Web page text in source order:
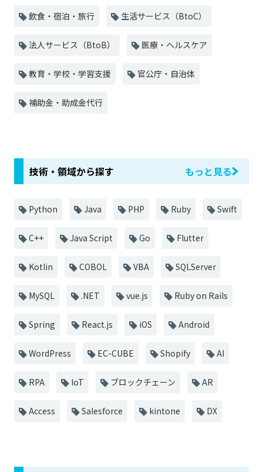
飲食・宿泊・旅行 生活サービス（BtoC）
法人サービス（BtoB） 医療・ヘルスケア
教育・学校・学習支援 官公庁・自治体
補助金・助成金代行
技術・領域から探す もっと見る
Python Java PHP Ruby Swift
C++ Java Script Go Flutter
Kotlin COBOL VBA SQLServer
MySQL .NET vue.js Ruby on Rails
Spring React.js iOS Android
WordPress EC-CUBE Shopify AI
RPA IoT ブロックチェーン AR
Access Salesforce kintone DX